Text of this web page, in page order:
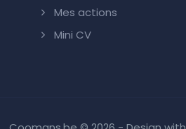
Mes actions
Mini CV